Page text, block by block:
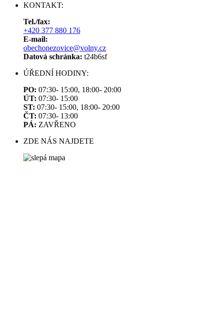
KONTAKT:
Tel./fax:
+420 377 880 176
E-mail:
obechonezovice@volny.cz
Datová schránka: t24b6sf
ÚŘEDNÍ HODINY:
PO: 07:30- 15:00, 18:00- 20:00
ÚT: 07:30- 15:00
ST: 07:30- 15:00, 18:00- 20:00
ČT: 07:30- 13:00
PÁ: ZAVŘENO
ZDE NÁS NAJDETE